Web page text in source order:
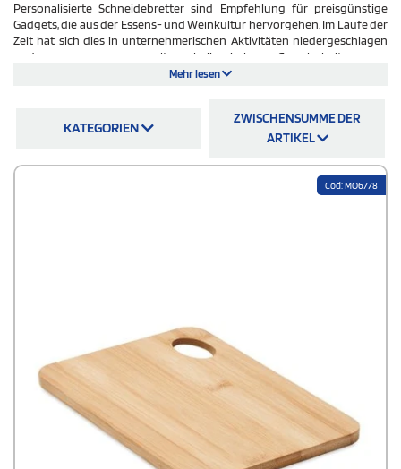
Personalisierte Schneidebretter sind Empfehlung für preisgünstige
Gadgets, die aus der Essens- und Weinkultur hervorgehen. Im Laufe der
Zeit hat sich dies in unternehmerischen Aktivitäten niedergeschlagen
und um aus verwurzelten kulinarischen Gewohnheiten aus
kommerzieller Sicht zu nutzen. Aus diesem Grund
tätig sind. Auf stampasi.de gibt es unterschiedliche Modelle von
personalisierten Holzschneidebrettern mit verschiedenen Formaten
mit innovativen und funktionellen Drucktechnikenverarbeitet werden,
die Ihrem Firmenlogo eine beneidenswerte Sichtbarkeit verleihen.
Mehr lesen
KATEGORIEN
ZWISCHENSUMME DER
ARTIKEL
Cod: MO6778